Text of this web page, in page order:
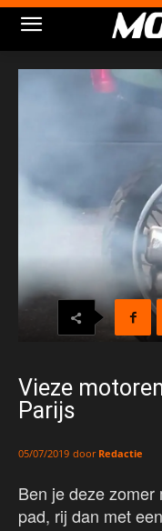
Vieze
Parijs
05/07/2019 door Redactie
Ben je deze
pad, rij dan met